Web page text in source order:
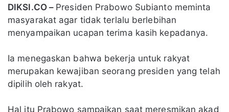
DIKSI.CO – Presiden Prabowo Subianto meminta
masyarakat agar tidak terlalu berlebihan
menyampaikan ucapan terima kasih kepadanya.
Ia menegaskan bahwa bekerja untuk rakyat
merupakan kewajiban seorang presiden yang telah
dipilih oleh rakyat.
Hal itu Prabowo sampaikan saat meresmikan akad